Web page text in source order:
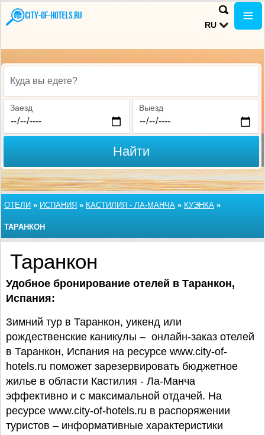
RU
Куда вы едете?
Заезд Выезд
Найти
ОТЕЛИ » ИСПАНИЯ » КАСТИЛИЯ - ЛА-МАНЧА » КУЭНКА »
ТАРАНКОН
Таранкон
Удобное бронирование отелей в Таранкон,
Испания:
Зимний тур в Таранкон, уикенд или
рождественские каникулы – онлайн-заказ отелей
в Таранкон, Испания на ресурсе www.city-of-
hotels.ru поможет зарезервировать бюджетное
жилье в области Кастилия - Ла-Манча
эффективно и с максимальной отдачей. На
ресурсе www.city-of-hotels.ru в распоряжении
туристов – информативные характеристики